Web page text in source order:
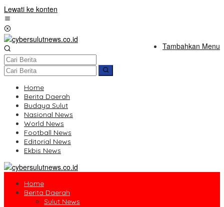
Lewati ke konten
Tambahkan Menu
Home
Berita Daerah
Budaya Sulut
Nasional News
World News
Football News
Editorial News
Ekbis News
Home
Berita Daerah
Sulut News